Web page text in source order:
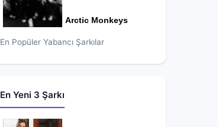
Arctic Monkeys
En Popüler Yabancı Şarkılar
En Yeni 3 Şarkı